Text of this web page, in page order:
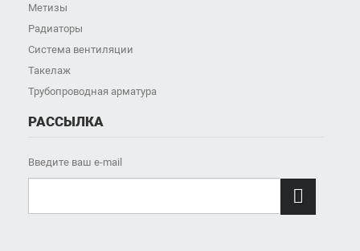
Метизы
Радиаторы
Система вентиляции
Такелаж
Трубопроводная арматура
РАССЫЛКА
Введите ваш e-mail
